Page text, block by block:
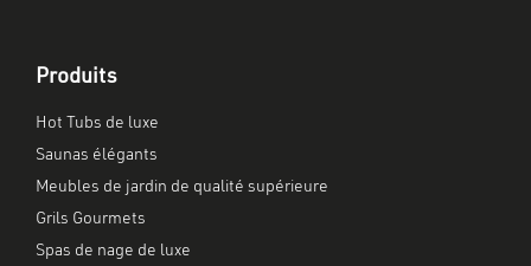
Produits
Hot Tubs de luxe
Saunas élégants
Meubles de jardin de qualité supérieure
Grils Gourmets
Spas de nage de luxe